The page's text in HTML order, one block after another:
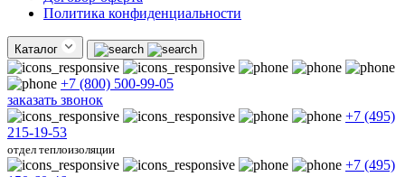
Политика конфиденциальности
Каталог
+7 (800) 500-99-05
заказать звонок
+7 (495)
215-19-53
отдел теплоизоляции
+7 (495)